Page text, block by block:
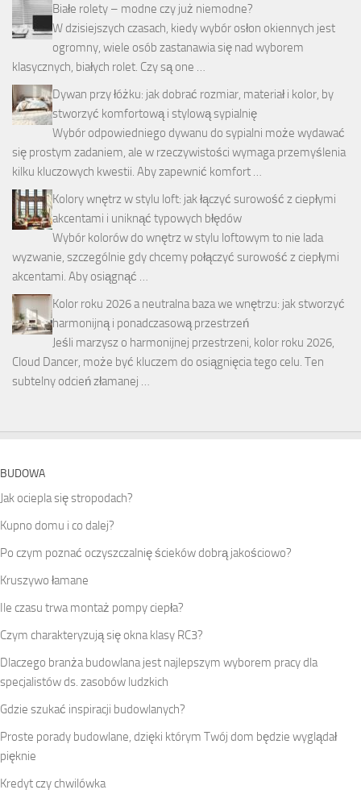
Białe rolety – modne czy już niemodne?
W dzisiejszych czasach, kiedy wybór osłon okiennych jest
ogromny, wiele osób zastanawia się nad wyborem
klasycznych, białych rolet. Czy są one …
Dywan przy łóżku: jak dobrać rozmiar, materiał i kolor, by
stworzyć komfortową i stylową sypialnię
Wybór odpowiedniego dywanu do sypialni może wydawać
się prostym zadaniem, ale w rzeczywistości wymaga przemyślenia
kilku kluczowych kwestii. Aby zapewnić komfort …
Kolory wnętrz w stylu loft: jak łączyć surowość z ciepłymi
akcentami i uniknąć typowych błędów
Wybór kolorów do wnętrz w stylu loftowym to nie lada
wyzwanie, szczególnie gdy chcemy połączyć surowość z ciepłymi
akcentami. Aby osiągnąć …
Kolor roku 2026 a neutralna baza we wnętrzu: jak stworzyć
harmonijną i ponadczasową przestrzeń
Jeśli marzysz o harmonijnej przestrzeni, kolor roku 2026,
Cloud Dancer, może być kluczem do osiągnięcia tego celu. Ten
subtelny odcień złamanej …
BUDOWA
Jak ociepla się stropodach?
Kupno domu i co dalej?
Po czym poznać oczyszczalnię ścieków dobrą jakościowo?
Kruszywo łamane
Ile czasu trwa montaż pompy ciepła?
Czym charakteryzują się okna klasy RC3?
Dlaczego branża budowlana jest najlepszym wyborem pracy dla
specjalistów ds. zasobów ludzkich
Gdzie szukać inspiracji budowlanych?
Proste porady budowlane, dzięki którym Twój dom będzie wyglądał
pięknie
Kredyt czy chwilówka